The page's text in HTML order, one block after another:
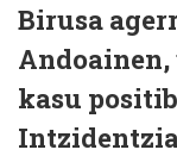
Birusa
kasu
Intzidentzia